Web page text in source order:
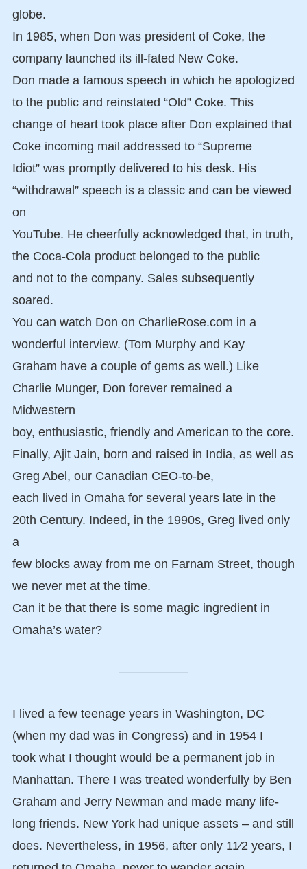
globe.
In 1985, when Don was president of Coke, the
company launched its ill-fated New Coke.
Don made a famous speech in which he apologized
to the public and reinstated “Old” Coke. This
change of heart took place after Don explained that
Coke incoming mail addressed to “Supreme
Idiot” was promptly delivered to his desk. His
“withdrawal” speech is a classic and can be viewed
on
YouTube. He cheerfully acknowledged that, in truth,
the Coca-Cola product belonged to the public
and not to the company. Sales subsequently
soared.
You can watch Don on CharlieRose.com in a
wonderful interview. (Tom Murphy and Kay
Graham have a couple of gems as well.) Like
Charlie Munger, Don forever remained a
Midwestern
boy, enthusiastic, friendly and American to the core.
Finally, Ajit Jain, born and raised in India, as well as
Greg Abel, our Canadian CEO-to-be,
each lived in Omaha for several years late in the
20th Century. Indeed, in the 1990s, Greg lived only
a
few blocks away from me on Farnam Street, though
we never met at the time.
Can it be that there is some magic ingredient in
Omaha’s water?
I lived a few teenage years in Washington, DC
(when my dad was in Congress) and in 1954 I
took what I thought would be a permanent job in
Manhattan. There I was treated wonderfully by Ben
Graham and Jerry Newman and made many life-
long friends. New York had unique assets – and still
does. Nevertheless, in 1956, after only 11⁄2 years, I